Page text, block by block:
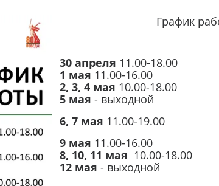
График
30 апреля 11.00-18.00
1 мая 11.00-16.00
2, 3, 4 мая 10.00-18.00
5 мая - выходной
6, 7 мая 11.00-19.00
9 мая 11.00-16.00
8, 10, 11 мая 10.00-18.00
12 мая - выходной